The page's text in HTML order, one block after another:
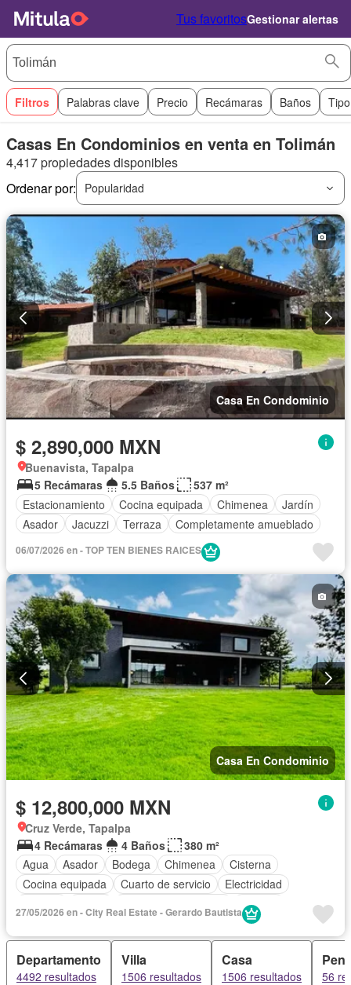
Tus favoritosGestionar alertas
Filtros Palabras clave Precio Recámaras Baños
Casas En Condominios en venta en Tolimán
4,417 propiedades disponibles
Ordenar por:
Popularidad
Casa En Condominio
$ 2,890,000 MXN
Buenavista, Tapalpa
5 Recámaras
5.5 Baños
537 m²
Estacionamiento
Cocina equipada Chimenea
Jardín
Asador
Jacuzzi Terraza Completamente amueblado
06/07/2026 en - TOP TEN BIENES RAICES
Casa En Condominio
$ 12,800,000 MXN
Cruz Verde, Tapalpa
4 Recámaras
4 Baños
380 m²
Agua
Asador Bodega Chimenea
Cisterna
Cocina equipada
Cuarto de servicio
Electricidad
Terraza
Vista panorámica
Sin amueblar
27/05/2026 en - City Real Estate - Gerardo Bautista
Departamento
4492 resultados
Villa
1506 resultados
Casa
1506 resultados 56